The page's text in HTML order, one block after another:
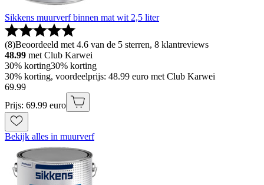
Sikkens muurverf binnen mat wit 2,5 liter
(8)Beoordeeld met 4.6 van de 5 sterren, 8 klantreviews
48.99 met Club Karwei
30% korting30% korting
30% korting, voordeelprijs: 48.99 euro met Club Karwei
69.99
Prijs: 69.99 euro
Bekijk alles in muurverf